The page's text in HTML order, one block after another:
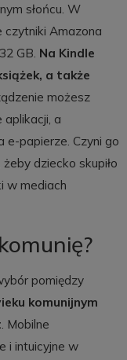
słońcu. W
czytniki Amazona
GB. Na Kindle
a także
możesz
aplikacji, a
e-papierze. Czyni go
dziecko skupiło
w mediach
pomiędzy
komunijnym
. Mobilne
i intuicyjne w